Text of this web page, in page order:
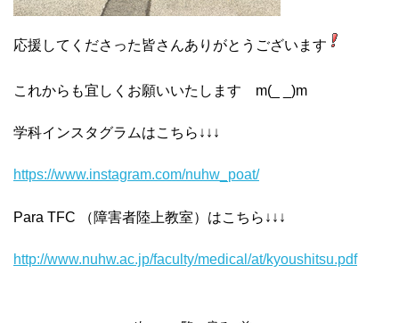
応援してくださった皆さんありがとうございます
これからも宜しくお願いいたします m(_ _)m
学科インスタグラムはこちら↓↓↓
https://www.instagram.com/nuhw _poat/
Para TFC （障害者陸上教室）はこちら↓↓↓
http://www.nuhw.ac.jp/faculty/medical/at/kyoushitsu.pdf